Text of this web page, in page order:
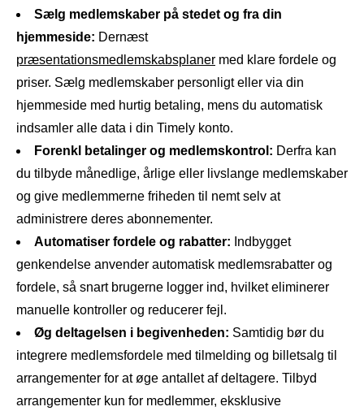
Sælg medlemskaber på stedet og fra din
hjemmeside: Dernæst
præsentationsmedlemskabsplaner med klare fordele og
priser. Sælg medlemskaber personligt eller via din
hjemmeside med hurtig betaling, mens du automatisk
indsamler alle data i din Timely konto.
Forenkl betalinger og medlemskontrol: Derfra kan
du tilbyde månedlige, årlige eller livslange medlemskaber
og give medlemmerne friheden til nemt selv at
administrere deres abonnementer.
Automatiser fordele og rabatter: Indbygget
genkendelse anvender automatisk medlemsrabatter og
fordele, så snart brugerne logger ind, hvilket eliminerer
manuelle kontroller og reducerer fejl.
Øg deltagelsen i begivenheden: Samtidig bør du
integrere medlemsfordele med tilmelding og billetsalg til
arrangementer for at øge antallet af deltagere. Tilbyd
arrangementer kun for medlemmer, eksklusive